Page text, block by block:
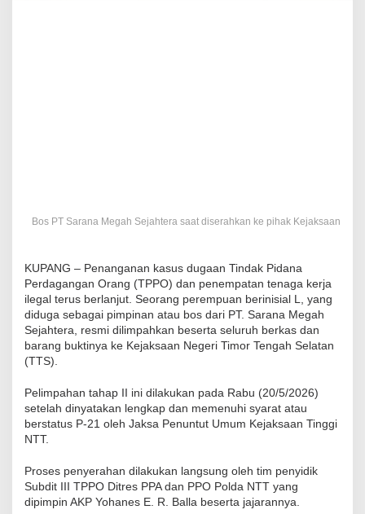
Bos PT Sarana Megah Sejahtera saat diserahkan ke pihak Kejaksaan
KUPANG – Penanganan kasus dugaan Tindak Pidana
Perdagangan Orang (TPPO) dan penempatan tenaga kerja
ilegal terus berlanjut. Seorang perempuan berinisial L, yang
diduga sebagai pimpinan atau bos dari PT. Sarana Megah
Sejahtera, resmi dilimpahkan beserta seluruh berkas dan
barang buktinya ke Kejaksaan Negeri Timor Tengah Selatan
(TTS).
Pelimpahan tahap II ini dilakukan pada Rabu (20/5/2026)
setelah dinyatakan lengkap dan memenuhi syarat atau
berstatus P-21 oleh Jaksa Penuntut Umum Kejaksaan Tinggi
NTT.
Proses penyerahan dilakukan langsung oleh tim penyidik
Subdit III TPPO Ditres PPA dan PPO Polda NTT yang
dipimpin AKP Yohanes E. R. Balla beserta jajarannya.